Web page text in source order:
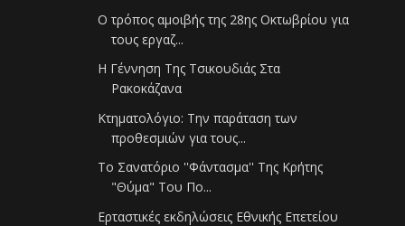
Ο τρόπος αμοιβής της 28ης Οκτωβρίου για
τους εργαζ...
Η Γέννηση Της Τσικουδιάς Στα
Ρακοκάζανα
Κτηματολόγιο: Την παράταση των
προθεσμιών για τους...
Το Σανατόριο ''Φάντασμα'' Της Κρήτης
"Θύμα" Του Πο...
Ερταστικές εκδηλώσεις Εθνικής Επετείου